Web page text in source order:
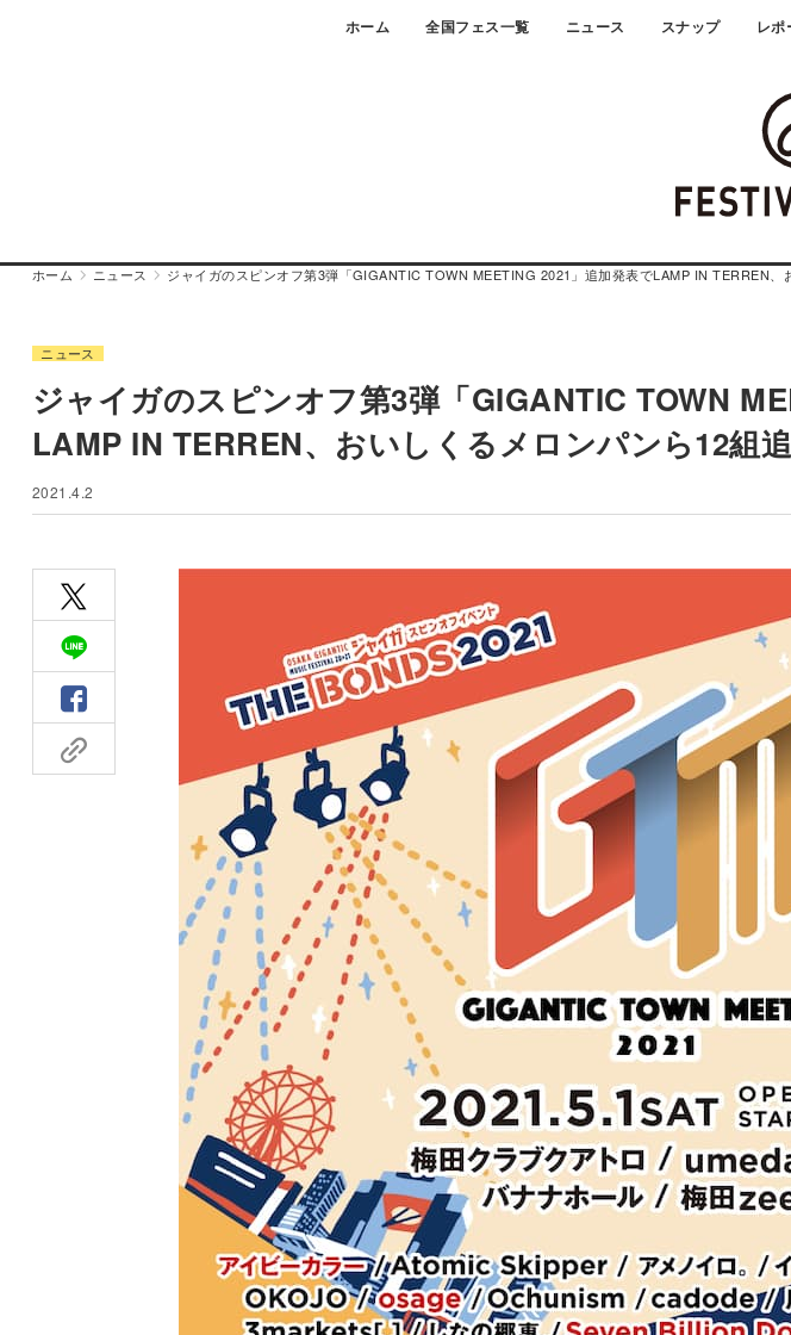
ホーム 全国フェス一覧 ニュース スナップ レポ
ホーム ニュース ジャイガのスピンオフ第3弾「GIGANTIC TOWN MEETING 2021」追加発表でLAMP IN TERREN、
ニュース
ジャイガのスピンオフ第3弾「GIGANTIC TOWN
LAMP IN TERREN、おいしくるメロンパンら12組
2021.4.2